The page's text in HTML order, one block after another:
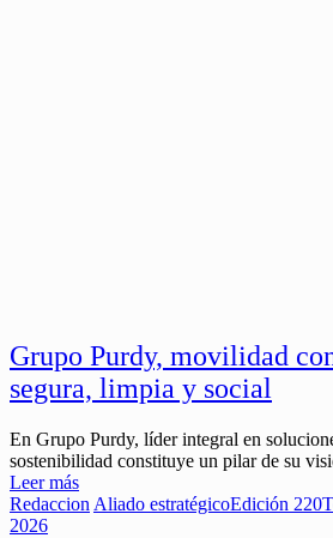
Grupo Purdy, movilidad
segura, limpia y social
En Grupo Purdy, líder integral en
sostenibilidad constituye un pilar de su
Leer más
Redaccion Aliado estratégicoEdición 220
2026